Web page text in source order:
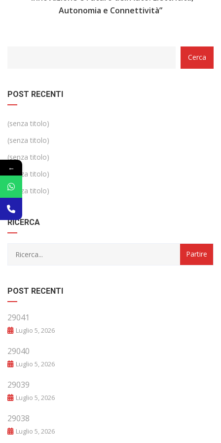
Autonomia e Connettività”
Cerca
POST RECENTI
(senza titolo)
(senza titolo)
(senza titolo)
(senza titolo)
(senza titolo)
RICERCA
POST RECENTI
29041
Luglio 5, 2026
29040
Luglio 5, 2026
29039
Luglio 5, 2026
29038
Luglio 5, 2026
←